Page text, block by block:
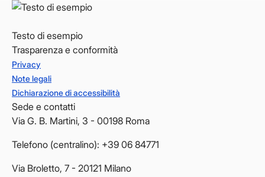
Testo di esempio
Trasparenza e conformità
Privacy
Note legali
Dichiarazione di accessibilità
Sede e contatti
Via G. B. Martini, 3 - 00198 Roma
Telefono (centralino): +39 06 84771
Via Broletto, 7 - 20121 Milano